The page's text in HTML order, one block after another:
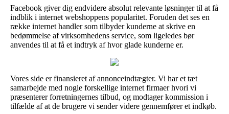
Facebook giver dig endvidere absolut relevante løsninger til at få
indblik i internet webshoppens popularitet. Foruden det ses en
række internet handler som tilbyder kunderne at skrive en
bedømmelse af virksomhedens service, som ligeledes bør
anvendes til at få et indtryk af hvor glade kunderne er.
Vores side er finansieret af annonceindtægter. Vi har et tæt
samarbejde med nogle forskellige internet firmaer hvori vi
præsenterer forretningernes tilbud, og modtager kommission i
tilfælde af at de brugere vi sender videre gennemfører et indkøb.